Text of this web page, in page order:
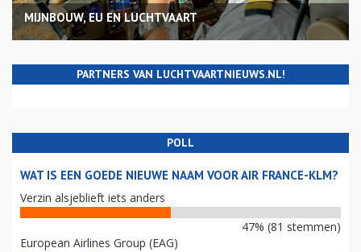
MIJNBOUW, EU EN LUCHTVAART
PARTNERS VAN LUCHTVAARTNIEUWS.NL!
POLL
WAT IS EEN GOEDE NIEUWE NAAM VOOR AIR FRANCE-KLM?
Verzin alsjeblieft iets anders
47% (81 stemmen)
European Airlines Group (EAG)